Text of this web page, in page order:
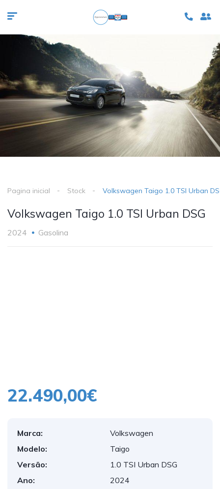
Pagina inicial Stock Volkswagen Taigo 1.0 TSI Urban
Volkswagen Taigo 1.0 TSI Urban DSG
2024 Gasolina
22.490,00€
Marca:
Volkswagen
Modelo:
Taigo
Versão:
1.0 TSI Urban DSG
Ano:
2024